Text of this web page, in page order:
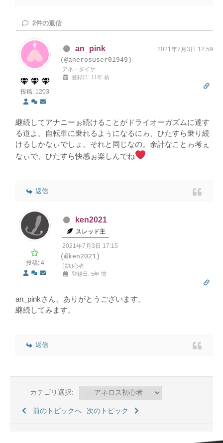
2件の返信
投稿: 1203
an_pink 2021年7月3日 12:59
(@anerosuser01949)
アネ・ダイヤ
登録日: 11年 前
継続してアナニーぉ続けることがドライオーガズムに達す
る道よ。自転車に乗れるよぅになるにゎ、ひたすら乗り続
けるしかなぃでしょ。それと同じなの。余計なことゎ考ぇ
なぃで、ひたすら快感ぉ楽しんでね
返信
投稿: 4
ken2021
スレッド主
2021年7月3日 17:15
(@ken2021)
脱初心者
登録日: 5年 前
an_pinkさん、ありがとうございます。
継続してみます。
返信
カテゴリ選択:
前のトピックへ 次のトピック